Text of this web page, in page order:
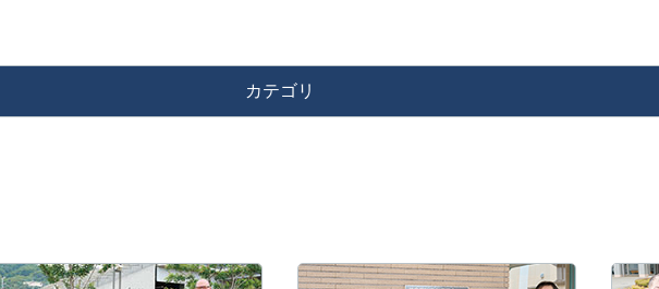
カテゴリ